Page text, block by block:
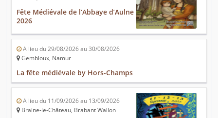
Fête Médiévale de l’Abbaye d’Aulne
2026
A lieu du 29/08/2026 au 30/08/2026
Gembloux, Namur
La fête médiévale by Hors-Champs
A lieu du 11/09/2026 au 13/09/2026
Braine-le-Château, Brabant Wallon